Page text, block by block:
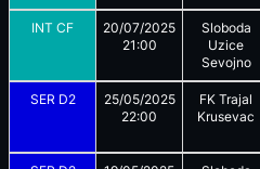
INT CF
20/07/2025
21:00
Sloboda
Uzice
Sevojno
SER D2
25/05/2025
22:00
FK Trajal
Krusevac